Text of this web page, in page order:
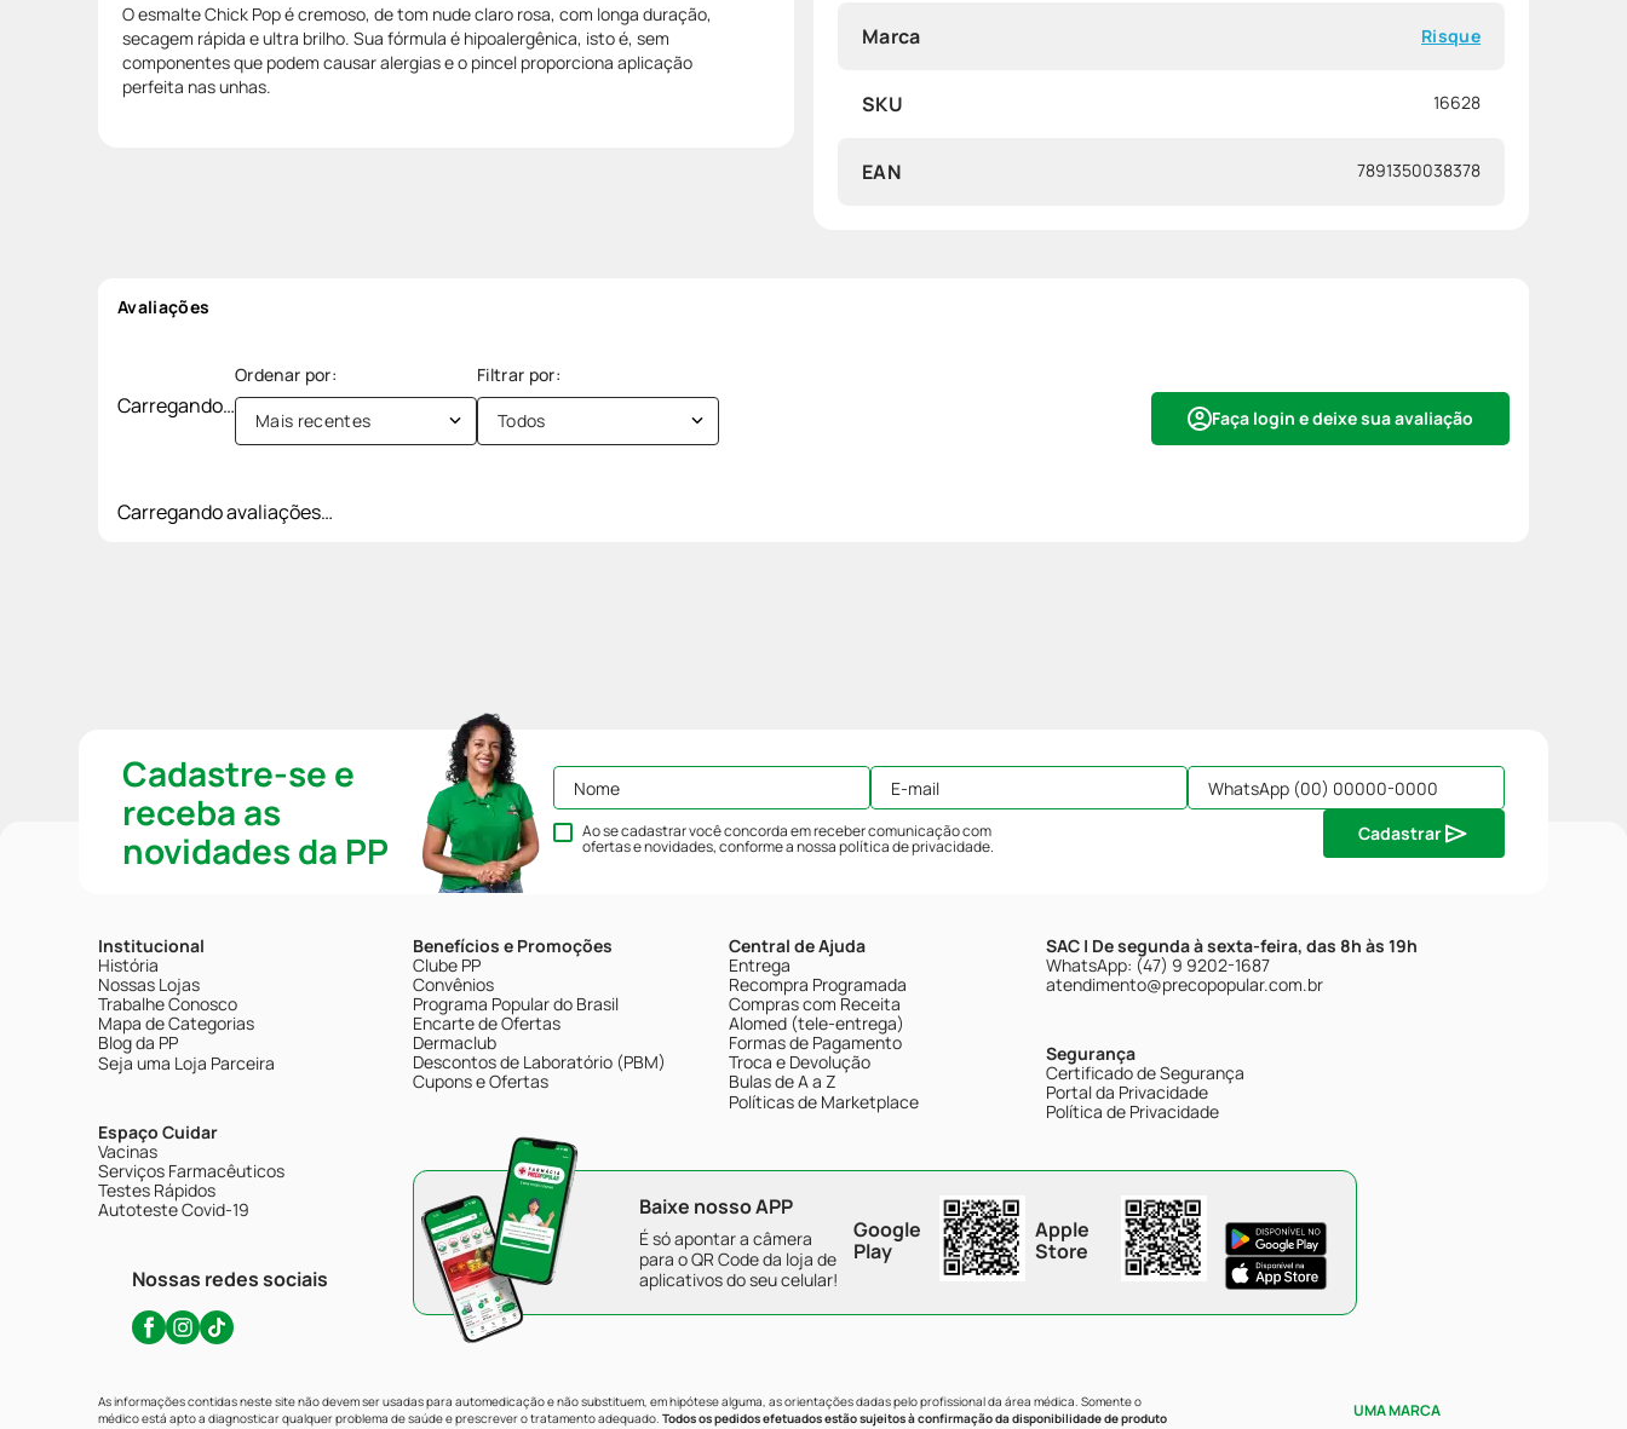
O esmalte Chick Pop é cremoso, de tom nude claro rosa, com longa duração,
secagem rápida e ultra brilho. Sua fórmula é hipoalergênica, isto é, sem
componentes que podem causar alergias e o pincel proporciona aplicação
perfeita nas unhas.
Marca Risque
SKU 16628
EAN 7891350038378
Avaliações
Carregando… Faça login e deixe sua avaliação
Mais recentes Todos
Carregando avaliações…
Cadastre-se e
receba as
novidades da PP
Ao se cadastrar você concorda em receber comunicação com
ofertas e novidades, conforme a nossapolítica de privacidade.
Cadastrar
Institucional
História
Nossas Lojas
Trabalhe Conosco
Mapa de Categorias
Blog da PP
Seja uma Loja Parceira
Espaço Cuidar
Vacinas
Serviços Farmacêuticos
Testes Rápidos
Autoteste Covid-19
Nossas redes sociais
Benefícios e Promoções
Clube PP
Convênios
Programa Popular do Brasil
Encarte de Ofertas
Dermaclub
Descontos de Laboratório (PBM)
Cupons e Ofertas
Central de Ajuda
Entrega
Recompra Programada
Compras com Receita
Alomed (tele-entrega)
Formas de Pagamento
Troca e Devolução
Bulas de A a Z
Políticas de Marketplace
SAC | De segunda à sexta-feira, das 8h às 19h
WhatsApp: (47) 9 9202-1687
atendimento@precopopular.com.br
Segurança
Certificado de Segurança
Portal da Privacidade
Política de Privacidade
Baixe nosso APP
É só apontar a câmera
para o QR Code da loja de
aplicativos do seu celular!
Google
Play
Apple
Store
As informações contidas neste site não devem ser usadas para automedicação e não substituem, em hipótese alguma, as orientações dadas pelo profissional da área médica. Somente o
médico está apto a diagnosticar qualquer problema de saúde e prescrever o tratamento adequado. Todos os pedidos efetuados estão sujeitos à confirmação da disponibilidade de produto
UMA MARCA